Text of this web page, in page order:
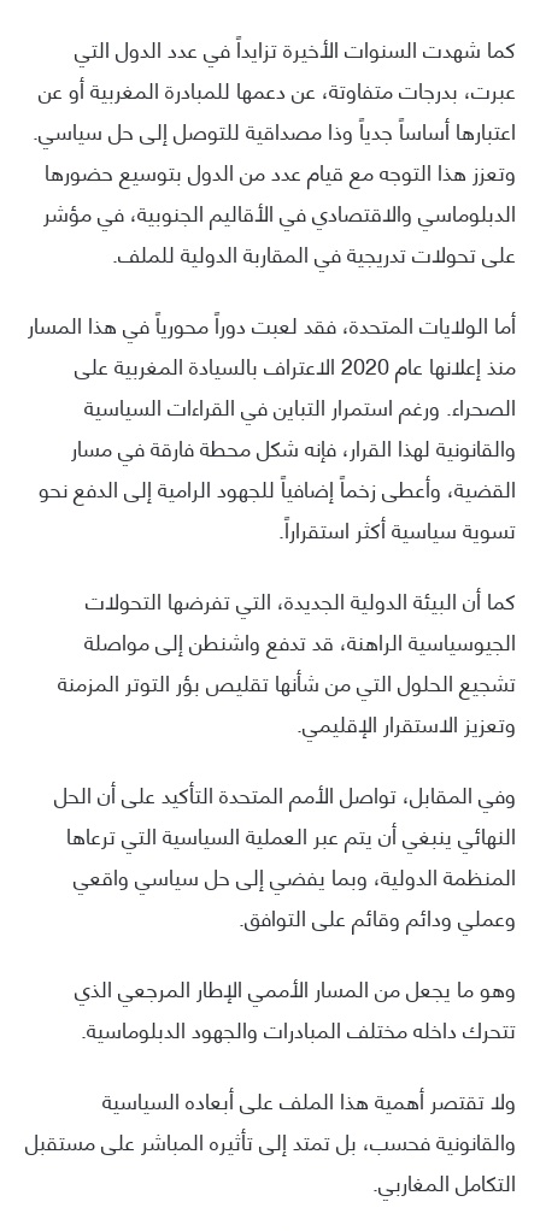
كما شهدت السنوات الأخيرة تزايداً في عدد الدول التي
عبرت، بدرجات متفاوتة، عن دعمها للمبادرة المغربية أو عن
اعتبارها أساساً جدياً وذا مصداقية للتوصل إلى حل سياسي.
وتعزز هذا التوجه مع قيام عدد من الدول بتوسيع حضورها
الدبلوماسي والاقتصادي في الأقاليم الجنوبية، في مؤشر
على تحولات تدريجية في المقاربة الدولية للملف.
أما الولايات المتحدة، فقد لعبت دوراً محورياً في هذا المسار
منذ إعلانها عام 2020 الاعتراف بالسيادة المغربية على
الصحراء. ورغم استمرار التباين في القراءات السياسية
والقانونية لهذا القرار، فإنه شكل محطة فارقة في مسار
القضية، وأعطى زخماً إضافياً للجهود الرامية إلى الدفع نحو
تسوية سياسية أكثر استقراراً.
كما أن البيئة الدولية الجديدة، التي تفرضها التحولات
الجيوسياسية الراهنة، قد تدفع واشنطن إلى مواصلة
تشجيع الحلول التي من شأنها تقليص بؤر التوتر المزمنة
وتعزيز الاستقرار الإقليمي.
وفي المقابل، تواصل الأمم المتحدة التأكيد على أن الحل
النهائي ينبغي أن يتم عبر العملية السياسية التي ترعاها
المنظمة الدولية، وبما يفضي إلى حل سياسي واقعي
وعملي ودائم وقائم على التوافق.
وهو ما يجعل من المسار الأممي الإطار المرجعي الذي
تتحرك داخله مختلف المبادرات والجهود الدبلوماسية.
ولا تقتصر أهمية هذا الملف على أبعاده السياسية
والقانونية فحسب، بل تمتد إلى تأثيره المباشر على مستقبل
التكامل المغاربي.